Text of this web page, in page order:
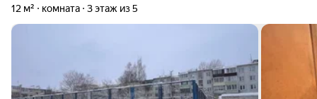
12 м² комната 3 этаж из 5